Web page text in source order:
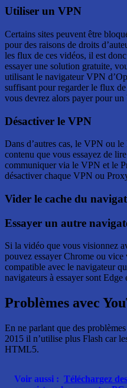
Utiliser un VPN
Certains sites peuvent être
pour des raisons de droits
les flux de ces vidéos, il est
essayer une solution gratuite,
utilisant le navigateur VPN
suffisant pour regarder le flux
vous devrez alors payer pour
Désactiver le VPN
Dans d’autres cas, le VPN ou
contenu que vous essayez de
communiquer via le VPN et le
désactiver chaque VPN ou
Vider le cache du
Essayer un autre
Si la vidéo que vous visionnez
pouvez essayer Chrome ou vice
compatible avec le navigateur
navigateurs à essayer sont Edge
Problèmes avec
En ne parlant que des
2015 il n’utilise plus Flash car
HTML5.
Voir aussi : Téléchargez